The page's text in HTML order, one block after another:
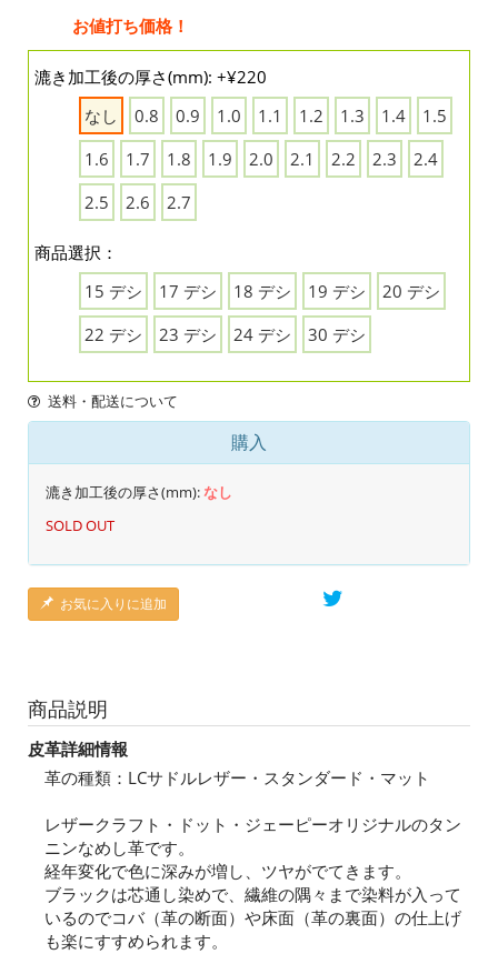
お値打ち価格！
漉き加工後の厚さ(mm): +¥220
なし
0.8 0.9 1.0 1.1 1.2 1.3 1.4
1.5
1.6
1.7 1.8 1.9 2.0 2.1 2.2 2.3
2.4
2.5
2.6 2.7
商品選択：
15 デシ
17 デシ 18 デシ 19 デシ
20 デシ
22 デシ
23 デシ 24 デシ 30 デシ
送料・配送について
購入
漉き加工後の厚さ(mm):なし
SOLD OUT
お気に入りに追加
商品説明
皮革詳細情報
革の種類：LCサドルレザー・スタンダード・マット
レザークラフト・ドット・ジェーピーオリジナルのタン
ニンなめし革です。
経年変化で色に深みが増し、ツヤがでてきます。
ブラックは芯通し染めで、繊維の隅々まで染料が入って
いるのでコバ（革の断面）や床面（革の裏面）の仕上げ
も楽にすすめられます。